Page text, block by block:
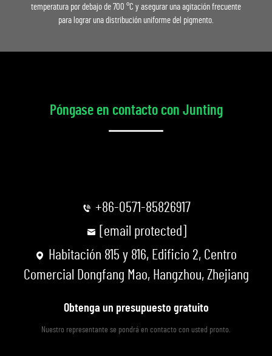
temperatura por debajo de 700 °C y asegurar una agitación frecuente
para lograr una distribución uniforme del pigmento.
Póngase en contacto con Junting
+86-0571-85826917
[email protected]
Habitación 815 y 816, Edificio 2, Centro
Comercial Dongfang Mao, Hangzhou, Zhejiang
Obtenga un presupuesto gratuito
Nuestro representante se pondrá en contacto con usted pronto.